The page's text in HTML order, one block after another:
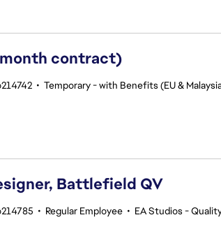
contract)
• Temporary - with Benefits (EU &
Battlefield QV
• Regular Employee • EA Studios -